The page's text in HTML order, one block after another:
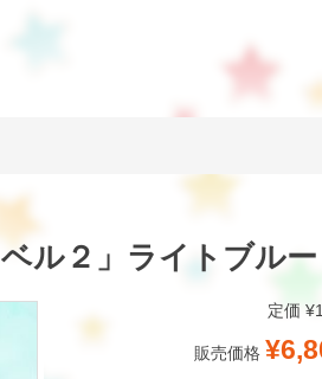
ル２」ライトブル
定価
販売価格